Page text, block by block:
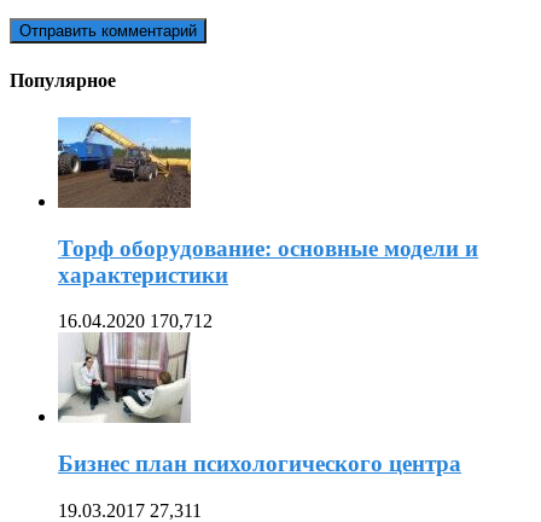
Популярное
Торф оборудование: основные модели и
характеристики
16.04.2020 170,712
Бизнес план психологического центра
19.03.2017 27,311